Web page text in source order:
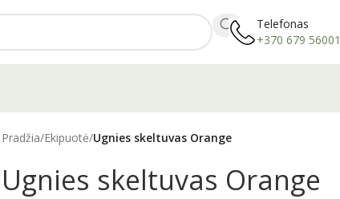
Telefonas
+370 679 56001
Pradžia/Ekipuotė/Ugnies skeltuvas Orange
Ugnies skeltuvas Orange